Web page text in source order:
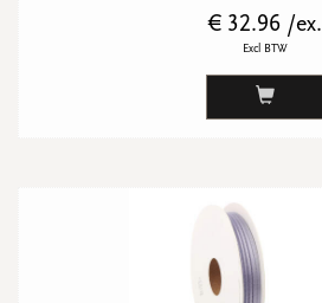
€ 32.96 /ex.
Excl BTW